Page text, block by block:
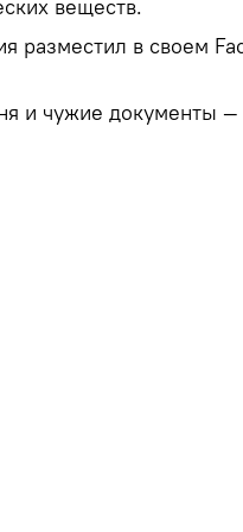
веществ.
разместил в своем
и чужие документы